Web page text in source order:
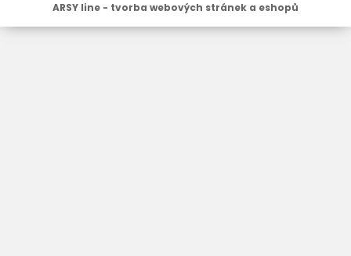
ARSY line - tvorba webových stránek a eshopů